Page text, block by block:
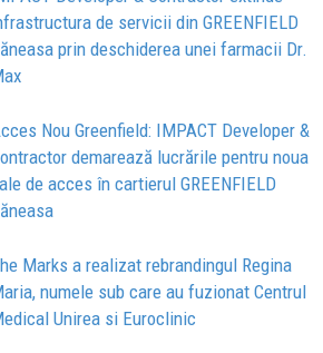
de servicii din GREENFIELD
prin deschiderea unei farmacii Dr.
Nou Greenfield: IMPACT Developer &
demarează lucrările pentru noua
de acces în cartierul GREENFIELD
Marks a realizat rebrandingul Regina
numele sub care au fuzionat Centrul
Unirea si Euroclinic